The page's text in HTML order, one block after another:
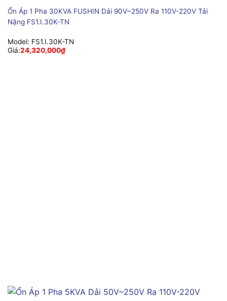
Ổn Áp 1 Pha 30KVA FUSHIN Dải 90V~250V Ra 110V-220V Tải
Nặng FS1.I.30K-TN
Model: FS1.I.30K-TN
Giá:24,320,000₫